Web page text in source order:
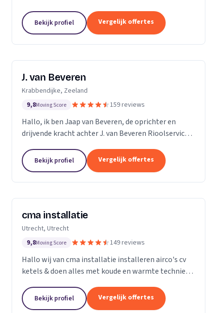
te maken heeft. Allereerst zijn wij expert in de...
Bekijk profiel Vergelijk offertes
J. van Beveren
Krabbendijke, Zeeland
9,8Moving Score 159 reviews
Hallo, ik ben Jaap van Beveren, de oprichter en
drijvende kracht achter J. van Beveren Rioolservice.
ook een gepassioneerde piloot in mijn vrije tijd....
Bekijk profiel Vergelijk offertes
cma installatie
Utrecht, Utrecht
9,8Moving Score 149 reviews
Hallo wij van cma installatie installeren airco's cv
ketels & doen alles met koude en warmte techniek
werkzaamheden. U kunt gerust een kijkje nemen
op...
Bekijk profiel Vergelijk offertes